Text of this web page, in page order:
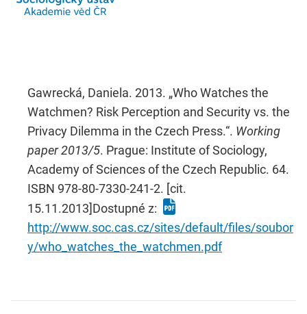
Gawrecká, Daniela. 2013. „Who Watches the
Watchmen? Risk Perception and Security vs. the
Privacy Dilemma in the Czech Press.“. Working
paper 2013/5. Prague: Institute of Sociology,
Academy of Sciences of the Czech Republic. 64.
ISBN 978-80-7330-241-2. [cit.
15.11.2013]Dostupné z:
http://www.soc.cas.cz/sites/default/files/soubor
y/who_watches_the_watchmen.pdf